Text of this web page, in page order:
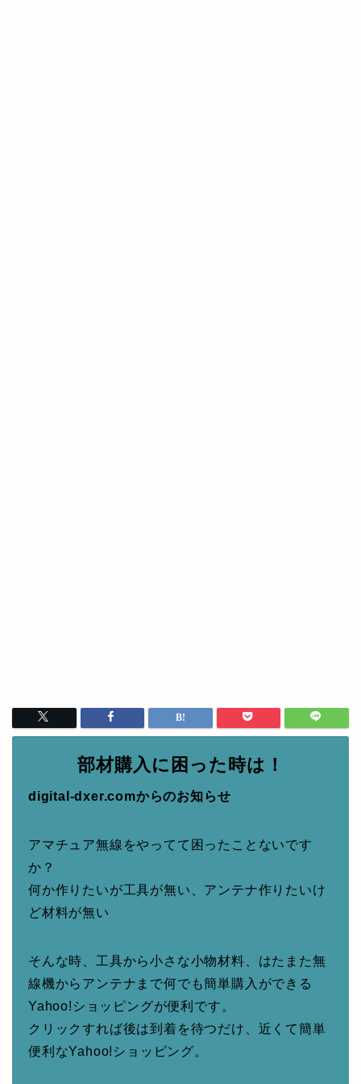
部材購入に困った時は！
digital-dxer.comからのお知らせ
アマチュア無線をやってて困ったことないです
か？
何か作りたいが工具が無い、アンテナ作りたいけ
ど材料が無い
そんな時、工具から小さな小物材料、はたまた無
線機からアンテナまで何でも簡単購入ができる
Yahoo!ショッピングが便利です。
クリックすれば後は到着を待つだけ、近くて簡単
便利なYahoo!ショッピング。